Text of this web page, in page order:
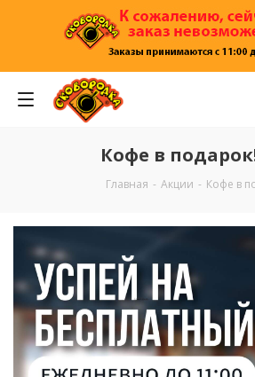
Кофе в
Главная - Акции - Кофе в